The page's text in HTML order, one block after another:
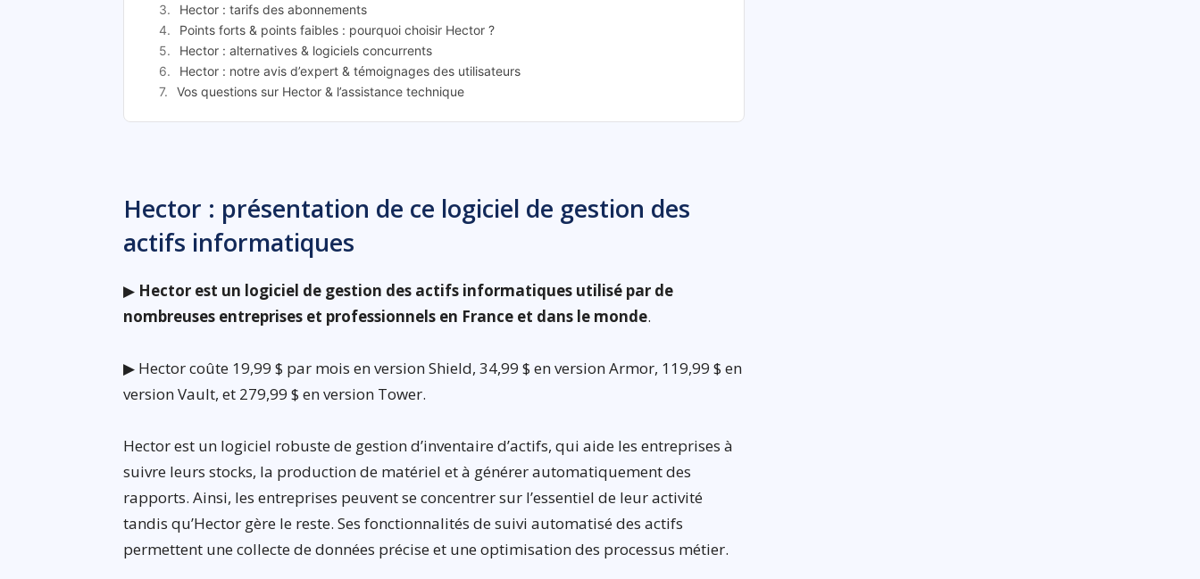
Hector : tarifs des abonnements
Points forts & points faibles : pourquoi choisir Hector ?
Hector : alternatives & logiciels concurrents
Hector : notre avis d’expert & témoignages des utilisateurs
Vos questions sur Hector & l’assistance technique
Hector : présentation de ce logiciel de gestion des
actifs informatiques
▶ Hector est un logiciel de gestion des actifs informatiques utilisé par de
nombreuses entreprises et professionnels en France et dans le monde.
▶ Hector coûte 19,99 $ par mois en version Shield, 34,99 $ en version Armor, 119,99 $ en
version Vault, et 279,99 $ en version Tower.
Hector est un logiciel robuste de gestion d’inventaire d’actifs, qui aide les entreprises à
suivre leurs stocks, la production de matériel et à générer automatiquement des
rapports. Ainsi, les entreprises peuvent se concentrer sur l’essentiel de leur activité
tandis qu’Hector gère le reste. Ses fonctionnalités de suivi automatisé des actifs
permettent une collecte de données précise et une optimisation des processus métier.